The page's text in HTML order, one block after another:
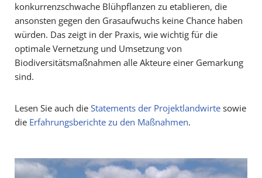
konkurrenzschwache Blühpflanzen zu etablieren, die
ansonsten gegen den Grasaufwuchs keine Chance haben
würden. Das zeigt in der Praxis, wie wichtig für die
optimale Vernetzung und Umsetzung von
Biodiversitätsmaßnahmen alle Akteure einer Gemarkung
sind.
Lesen Sie auch die Statements der Projektlandwirte sowie
die Erfahrungsberichte zu den Maßnahmen.